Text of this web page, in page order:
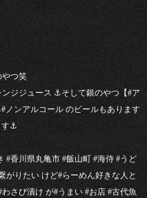
やつ笑
ジジュース ⚓︎そして銀のやつ【#ア
ノンアルコール のビールもあります
⚓︎
#香川県丸亀市 #飯山町 #海侍 #うど
がりたい けど#らーめん好きな人と
さび漬け が#うまい #お店 #古代魚